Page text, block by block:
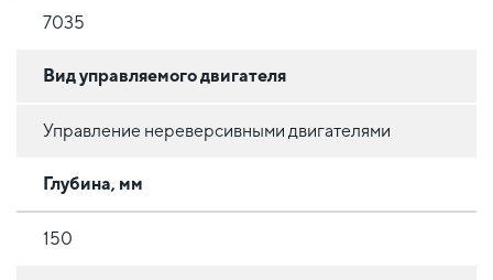
7035
Вид управляемого двигателя
Управление нереверсивными двигателями
Глубина, мм
150